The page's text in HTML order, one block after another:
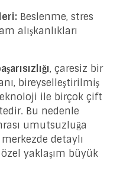
Beslenme, stres
alışkanlıkları
, çaresiz bir
bireyselleştirilmiş
ile birçok çift
Bu nedenle
umutsuzluğa
detaylı
yaklaşım büyük